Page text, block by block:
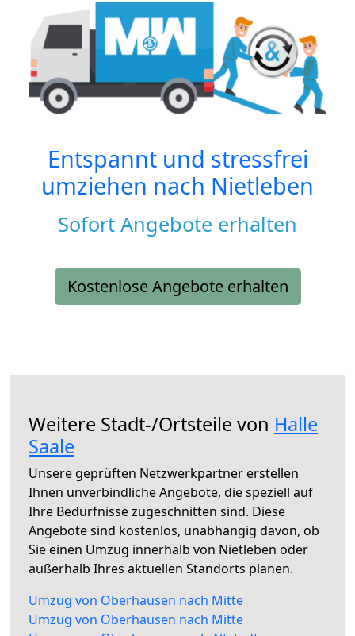
Entspannt und stressfrei
umziehen nach Nietleben
Sofort Angebote erhalten
Kostenlose Angebote erhalten
Weitere Stadt-/Ortsteile von Halle
Saale
Unsere geprüften Netzwerkpartner erstellen
Ihnen unverbindliche Angebote, die speziell auf
Ihre Bedürfnisse zugeschnitten sind. Diese
Angebote sind kostenlos, unabhängig davon, ob
Sie einen Umzug innerhalb von Nietleben oder
außerhalb Ihres aktuellen Standorts planen.
Umzug von Oberhausen nach Mitte
Umzug von Oberhausen nach Mitte